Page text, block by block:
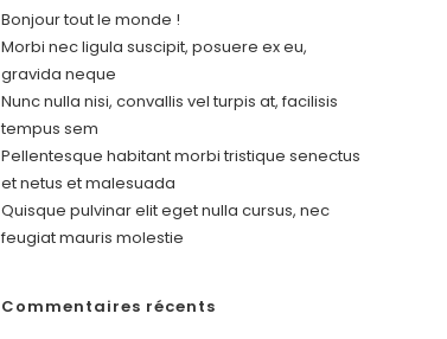
Bonjour tout le monde !
Morbi nec ligula suscipit, posuere ex eu,
gravida neque
Nunc nulla nisi, convallis vel turpis at, facilisis
tempus sem
Pellentesque habitant morbi tristique senectus
et netus et malesuada
Quisque pulvinar elit eget nulla cursus, nec
feugiat mauris molestie
Commentaires récents